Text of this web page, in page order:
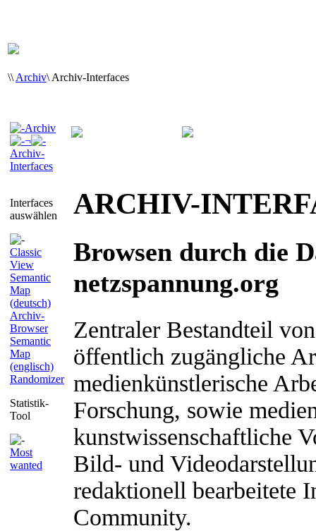
\\ Archiv\ Archiv-Interfaces
Archiv
¬
Archiv-
Interfaces
Interfaces
auswählen
Classic
View
Semantic
Map
(deutsch)
Archiv-
Browser
Semantic
Map
(englisch)
Randomizer
Statistik-
Tool
Most
wanted
ARCHIV-
Browsen durch die
netzspannung.org
Zentraler Bestandteil
öffentlich zugängliche
medienkünstlerische
Forschung, sowie
kunstwissenschaftliche
Bild- und
redaktionell bearbeitete
Community.